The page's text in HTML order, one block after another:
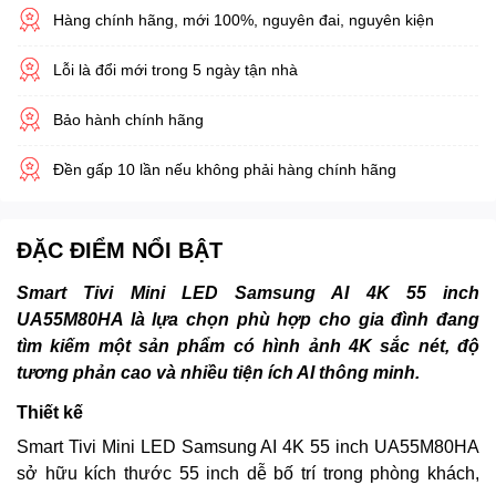
Hàng chính hãng, mới 100%, nguyên đai, nguyên kiện
Lỗi là đổi mới trong 5 ngày tận nhà
Bảo hành chính hãng
Đền gấp 10 lần nếu không phải hàng chính hãng
ĐẶC ĐIỂM NỔI BẬT
Smart Tivi Mini LED Samsung AI 4K 55 inch
UA55M80HA là lựa chọn phù hợp cho gia đình đang
tìm kiếm một sản phẩm có hình ảnh 4K sắc nét, độ
tương phản cao và nhiều tiện ích AI thông minh.
Thiết kế
Smart Tivi Mini LED Samsung AI 4K 55 inch UA55M80HA
sở hữu kích thước 55 inch dễ bố trí trong phòng khách,